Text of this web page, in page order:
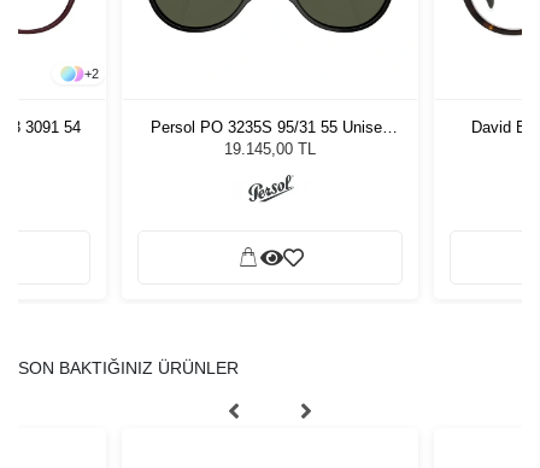
+2
3091 54
Persol PO 3235S 95/31 55 Unisex
Güneş Gözlüğü
19.145,00 TL
David
SON BAKTIĞINIZ ÜRÜNLER